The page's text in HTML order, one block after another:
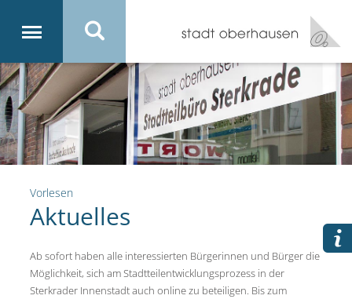
Vorlesen
Aktuelles
Ab sofort haben alle interessierten Bürgerinnen und Bürger die
Möglichkeit, sich am Stadtteilentwicklungsprozess in der
Sterkrader Innenstadt auch online zu beteiligen. Bis zum